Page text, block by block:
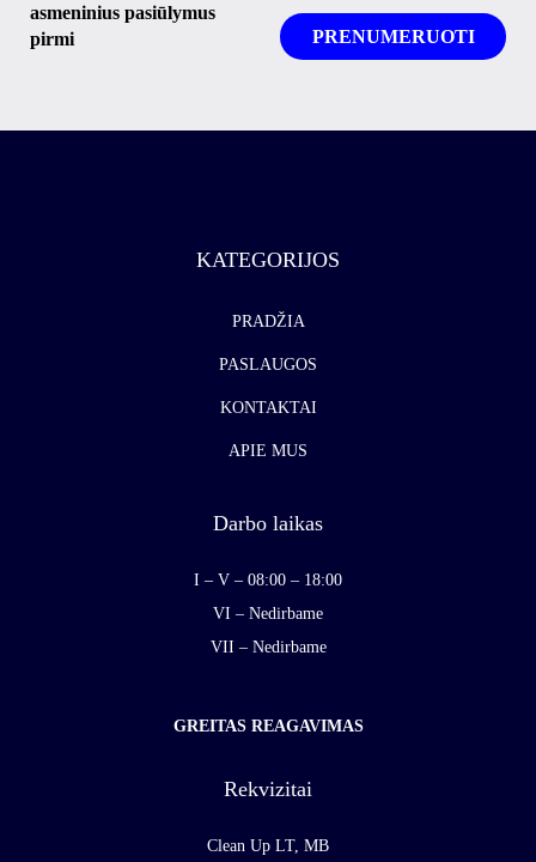
asmeninius pasiūlymus
pirmi
KATEGORIJOS
PRADŽIA
PASLAUGOS
KONTAKTAI
APIE MUS
Darbo laikas
I – V – 08:00 – 18:00
VI – Nedirbame
VII – Nedirbame
GREITAS REAGAVIMAS
Rekvizitai
Clean Up LT, MB